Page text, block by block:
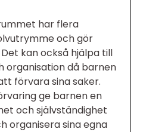
har flera
och gör
kan också hjälpa till
organisation då barnen
förvara sina saker.
ge barnen en
och självständighet
organisera sina egna